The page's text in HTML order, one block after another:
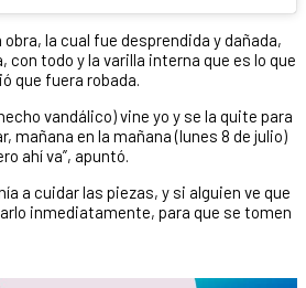
obra, la cual fue desprendida y dañada,
con todo y la varilla interna que es lo que
que fuera robada.
vandálico) vine yo y se la quite para
mañana en la mañana (lunes 8 de julio)
ahí va”, apuntó.
a cuidar las piezas, y si alguien ve que
inmediatamente, para que se tomen